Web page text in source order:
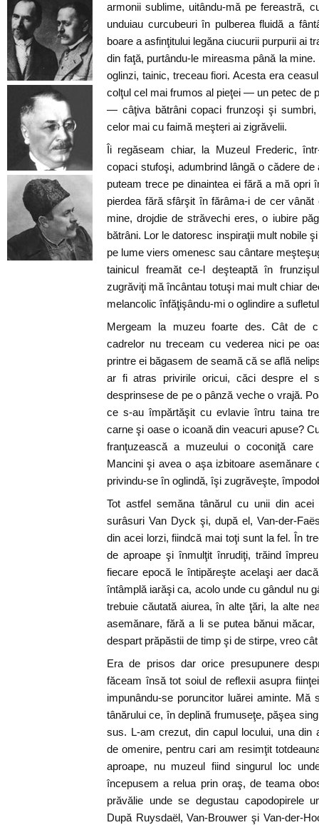
armonii sublime, uitându-mă pe fereastră,
unduiau curcubeuri în pulberea fluidă a
boare a asfinţitului legăna ciucurii purpurii ai
din faţă, purtându-le mireasma până la
oglinzi, tainic, treceau fiori. Acesta era
colţul cel mai frumos al pieţei — un petec de
— câţiva bătrâni copaci frunzoşi şi
celor mai cu faimă meşteri ai zigrăvelii.
Îi regăseam chiar, la Muzeul Frederic,
copaci stufoşi, adumbrind lângă o cădere
puteam trece pe dinaintea ei fără a mă opri
pierdea fără sfârşit în fărâma-i de cer
mine, drojdie de străvechi eres, o iubire
bătrâni. Lor le datoresc inspiraţii mult nobile
pe lume viers omenesc sau cântare
tainicul freamăt ce-l deşteaptă în
zugrăviţi mă încântau totuşi mai mult chiar
melancolic înfăţişându-mi o oglindire a
Mergeam la muzeu foarte des. Cât de
cadrelor nu treceam cu vederea nici pe
printre ei băgasem de seamă că se află
ar fi atras privirile oricui, căci despre el
desprinsese de pe o pânză veche o vrajă.
ce s-au împărtăşit cu evlavie întru taina
carne şi oase o icoană din veacuri apuse?
franţuzească a muzeului o coconiţă
Mancini şi avea o aşa izbitoare
privindu-se în oglindă, îşi zugrăveşte,
Tot astfel semăna tânărul cu unii din
surâsuri Van Dyck şi, după el, Van-der-
din acei lorzi, fiindcă mai toţi sunt la fel. În
de aproape şi înmulţit înrudiţi, trăind
fiecare epocă le întipăreşte acelaşi aer
întâmplă iarăşi ca, acolo unde cu gândul nu
trebuie căutată aiurea, în alte ţări, la alte
asemănare, fără a li se putea bănui
despart prăpăstii de timp şi de stirpe, vreo
Era de prisos dar orice presupunere
făceam însă tot soiul de reflexii asupra
impunându-se poruncitor luărei aminte. Mă
tânărului ce, în deplină frumuseţe, păşea
sus. L-am crezut, din capul locului, una din
de omenire, pentru cari am resimţit
aproape, nu muzeul fiind singurul loc
începusem a relua prin oraş, de teama
prăvălie unde se degustau capodopirele
După Ruysdaël, Van-Brouwer şi Van-der-